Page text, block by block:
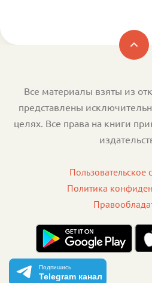
Все материалы взяты из
представлены
целях. Все права на книги
Пользовательское
Политика
Подпишись
Telegram канал